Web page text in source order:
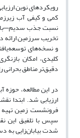
رویکردهای نوین
کمی و کیفی آب
نسبت جذب سدیم—با
و نسخه‌های
کلیدی، امکان
دقیق‌تر مناطق
ارزیابی شد. ابتدا
فرونشست زمین تهیه
سپس با تلفیق این